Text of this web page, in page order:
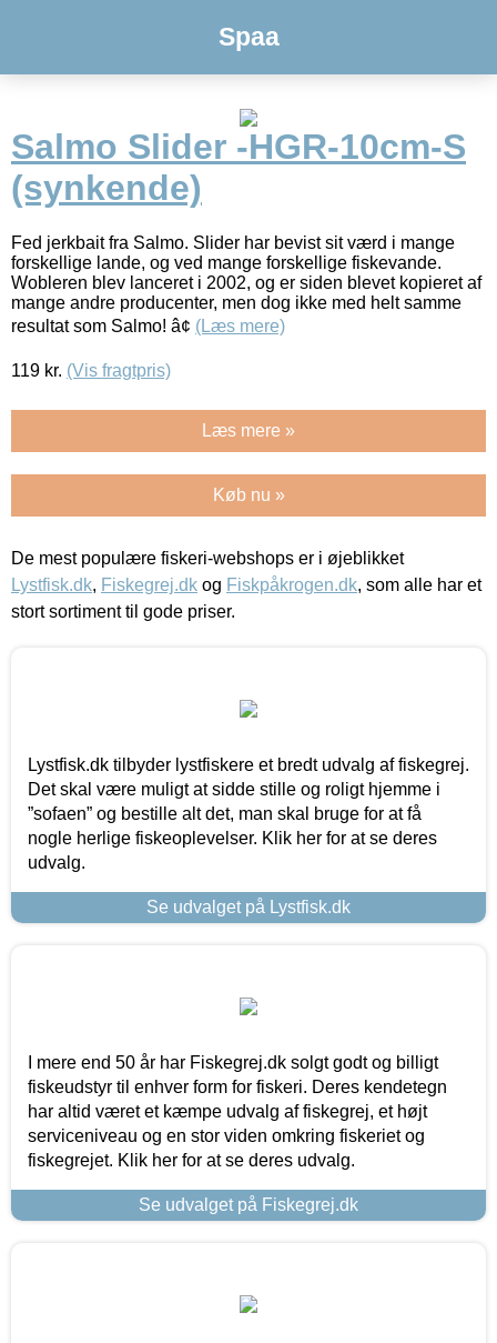
Spaa
Salmo Slider -HGR-10cm-S
(synkende)
Fed jerkbait fra Salmo. Slider har bevist sit værd i mange
forskellige lande, og ved mange forskellige fiskevande.
Wobleren blev lanceret i 2002, og er siden blevet kopieret af
mange andre producenter, men dog ikke med helt samme
resultat som Salmo! â¢ (Læs mere)
119 kr. (Vis fragtpris)
Læs mere »
Køb nu »
De mest populære fiskeri-webshops er i øjeblikket
Lystfisk.dk, Fiskegrej.dk og Fiskpåkrogen.dk, som alle har et
stort sortiment til gode priser.
Lystfisk.dk tilbyder lystfiskere et bredt udvalg af fiskegrej.
Det skal være muligt at sidde stille og roligt hjemme i
”sofaen” og bestille alt det, man skal bruge for at få
nogle herlige fiskeoplevelser. Klik her for at se deres
udvalg.
Se udvalget på Lystfisk.dk
I mere end 50 år har Fiskegrej.dk solgt godt og billigt
fiskeudstyr til enhver form for fiskeri. Deres kendetegn
har altid været et kæmpe udvalg af fiskegrej, et højt
serviceniveau og en stor viden omkring fiskeriet og
fiskegrejet. Klik her for at se deres udvalg.
Se udvalget på Fiskegrej.dk